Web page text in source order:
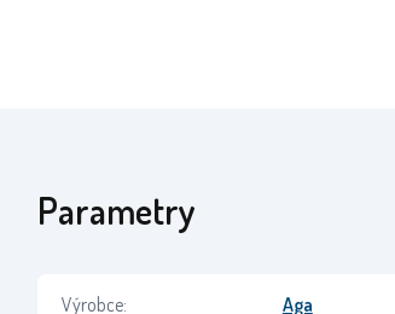
Parametry
Výrobce: Aga